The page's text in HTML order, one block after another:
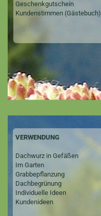
Geschenkgutschein
Kundenstimmen (Gästebuch)
VERWENDUNG
Dachwurz in Gefäßen
Im Garten
Grabbepflanzung
Dachbegrünung
Individuelle Ideen
Kundenideen